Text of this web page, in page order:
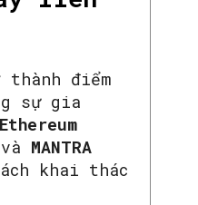
điểm
sự gia
Ethereum
MANTRA
khai thác